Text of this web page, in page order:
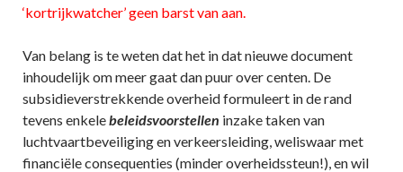
‘kortrijkwatcher’ geen barst van aan.
Van belang is te weten dat het in dat nieuwe document
inhoudelijk om meer gaat dan puur over centen. De
subsidieverstrekkende overheid formuleert in de rand
tevens enkelebeleidsvoorstellen inzake taken van
luchtvaartbeveiliging en verkeersleiding, weliswaar met
financiële consequenties (minder overheidssteun!), en wil